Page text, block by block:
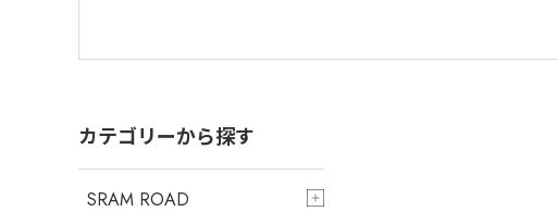
カテゴリーから探す
SRAM ROAD